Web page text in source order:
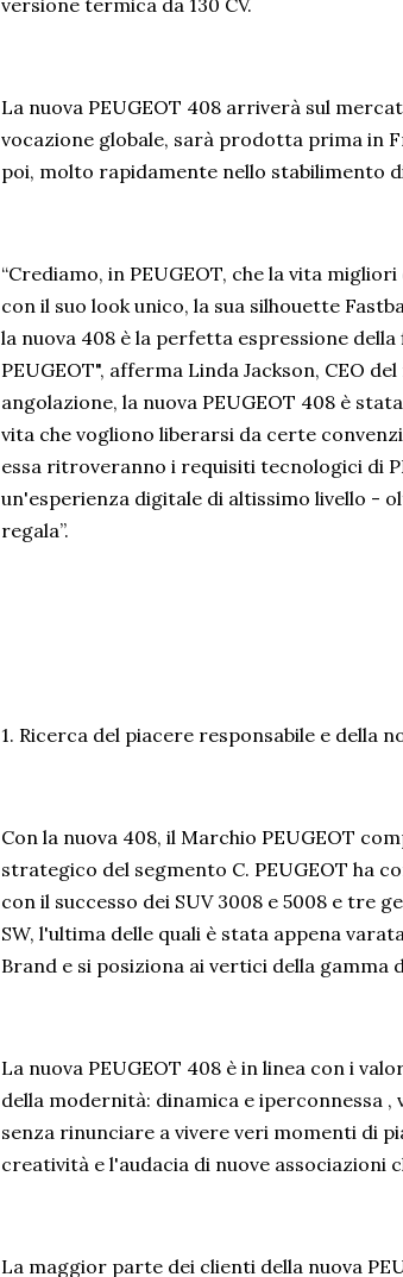
versione termica da 130 CV.
La nuova PEUGEOT 408 arriverà sul
vocazione globale, sarà prodotta prima in
poi, molto rapidamente nello stabilimento
“Crediamo, in PEUGEOT, che la vita
con il suo look unico, la sua silhouette
la nuova 408 è la perfetta espressione
PEUGEOT", afferma Linda Jackson, CEO
angolazione, la nuova PEUGEOT 408 è
vita che vogliono liberarsi da certe
essa ritroveranno i requisiti tecnologici di
un'esperienza digitale di altissimo livello -
regala”.
1. Ricerca del piacere responsabile e della
Con la nuova 408, il Marchio PEUGEOT
strategico del segmento C. PEUGEOT ha
con il successo dei SUV 3008 e 5008 e tre
SW, l'ultima delle quali è stata appena
Brand e si posiziona ai vertici della gamma
La nuova PEUGEOT 408 è in linea con i
della modernità: dinamica e iperconnessa
senza rinunciare a vivere veri momenti di
creatività e l'audacia di nuove associazioni
La maggior parte dei clienti della nuova